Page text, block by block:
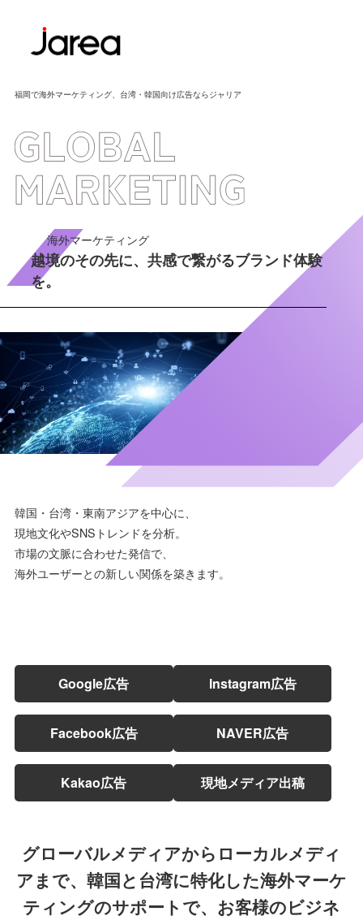
福岡で海外マーケティング、台湾・韓国向け広告ならジャリア
海外マーケティング
越境のその先に、共感で繋がるブランド体験
を。
韓国・台湾・東南アジアを中心に、
現地文化やSNSトレンドを分析。
市場の文脈に合わせた発信で、
海外ユーザーとの新しい関係を築きます。
Google広告 Instagram広告
Facebook広告 NAVER広告
Kakao広告 現地メディア出稿
グローバルメディアからローカルメディ
アまで、 韓国と台湾に特化した海外マーケ
ティングのサポートで、 お客様のビジネ